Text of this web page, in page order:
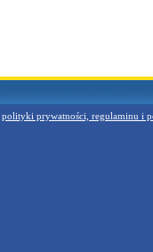
polityki prywatności, regulaminu i